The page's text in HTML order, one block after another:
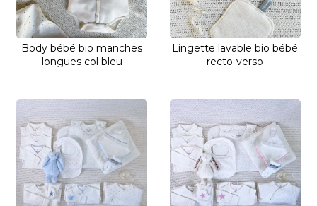
Body bébé bio manches
longues col bleu
Lingette lavable bio bébé
recto-verso